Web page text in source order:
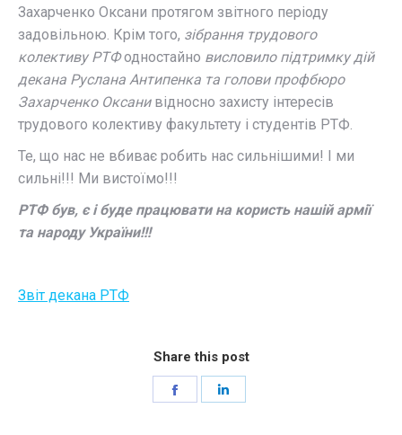
Захарченко Оксани протягом звітного періоду
задовільною. Крім того, зібрання трудового
колективу РТФодностайно висловило підтримку дій
декана Руслана Антипенка та голови профбюро
Захарченко Оксанивідносно захисту інтересів
трудового колективу факультету і студентів РТФ.
Те, що нас не вбиває робить нас сильнішими! І ми
сильні!!! Ми вистоїмо!!!
РТФ був, є і буде працювати на користь нашій армії
та народу України!!!
Звіт декана РТФ
Share this post